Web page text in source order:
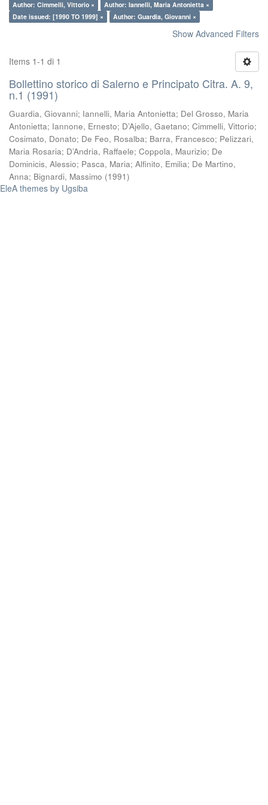
Author: Cimmelli, Vittorio ×
Author: Iannelli, Maria Antonietta ×
Date issued: [1990 TO 1999] ×
Author: Guardia, Giovanni ×
Show Advanced Filters
Items 1-1 di 1
Bollettino storico di Salerno e Principato Citra. A. 9,
n.1 (1991)
Guardia, Giovanni; Iannelli, Maria Antonietta; Del Grosso, Maria
Antonietta; Iannone, Ernesto; D’Ajello, Gaetano; Cimmelli, Vittorio;
Cosimato, Donato; De Feo, Rosalba; Barra, Francesco; Pelizzari,
Maria Rosaria; D’Andria, Raffaele; Coppola, Maurizio; De
Dominicis, Alessio; Pasca, Maria; Alfinito, Emilia; De Martino,
Anna; Bignardi, Massimo (1991)
EleA themes by Ugsiba